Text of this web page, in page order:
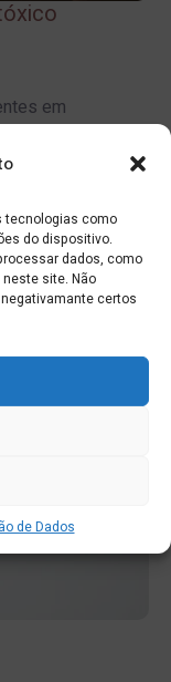
tecnologias como
do dispositivo.
dados, como
site. Não
certos
de Dados
em
nas
relações